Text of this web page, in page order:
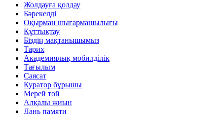
Жолдауға қолдау
Бәрекелді
Оқырман шығармашылығы
Құттықтау
Біздің мақтанышымыз
Тарих
Академиялық мобилділік
Тағылым
Саясат
Куратор бұрышы
Мерей той
Алқалы жиын
Дань памяти